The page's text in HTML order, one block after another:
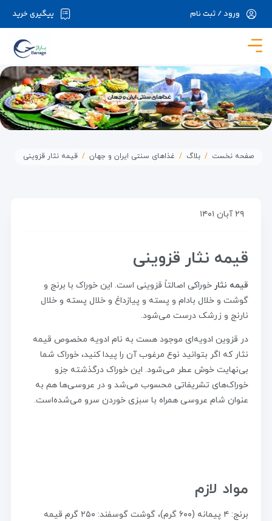
در حال حاضر ارتباط با سرور قطع می باشد لطفا
پیگیری خرید ورود / ثبت نام
صفحه نخست بلاگ غذاهای سنتی ایران و جهان قیمه نثار قزوینی
۲۹ آبان ۱۴۰۱
قیمه نثار قزوینی
قیمه نثار خوراکی اصالتاً قزوینی است. این خوراک با برنج و
گوشت و خلال بادام و پسته و پیازداغ و خلال پسته و خلال
نارنج و زرشک درست می‌شود.
در قزوین ادویه‌ای موجود هست به نام ادویه مخصوص قیمه
نثار که اگر بتوانید نوع مرغوب آن را پیدا کنید، خوراک شما
بی‌نهایت خوش عطر می‌شود. این خوراک درگذشته جزو
خوراک‌های تشریفاتی محسوب می‌شد و در عروسی‌ها هم به
عنوان شام عروسی همراه با سبزی خوردن سرو می‌شده‌است.
مواد لازم
برنج: ۴ پیمانه (۶۰۰ گرم)، گوشت گوسفند: ۲۵۰ گرم قیمه